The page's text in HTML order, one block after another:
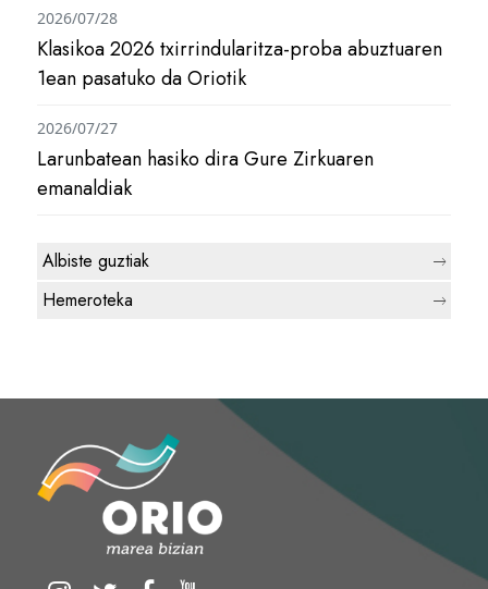
Klasikoa 2026 txirrindularitza-proba abuztuaren
1ean pasatuko da Oriotik
2026/07/28
Larunbatean hasiko dira Gure Zirkuaren
emanaldiak
2026/07/27
Albiste guztiak
Hemeroteka